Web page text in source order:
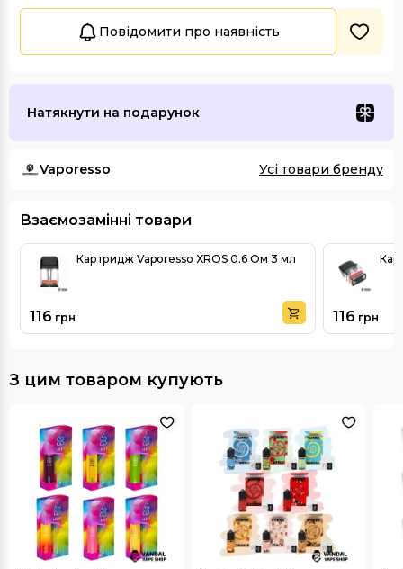
Повідомити про наявність
Натякнути на подарунок
Vaporesso Усі товари бренду
Взаємозамінні товари
Картридж Vaporesso XROS 0.6 Ом 3 мл
116 грн 116 грн
З цим товаром купують